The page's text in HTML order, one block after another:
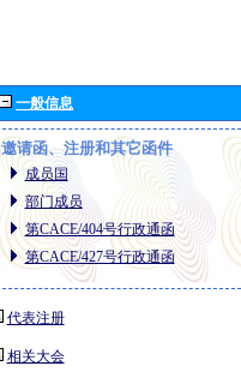
一般信息
邀请函、注册和其它函件
成员国
部门成员
第CACE/404号行政通函
第CACE/427号行政通函
代表注册
相关大会